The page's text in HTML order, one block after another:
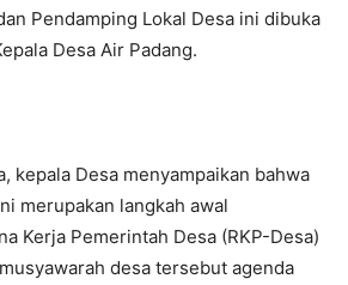
Pendamping Lokal Desa ini dibuka
Desa Air Padang.
kepala Desa menyampaikan bahwa
merupakan langkah awal
Kerja Pemerintah Desa (RKP-Desa)
desa tersebut agenda